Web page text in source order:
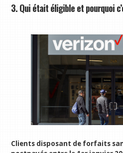
3. Qui était éligible et pourquoi
Clients disposant de forfaits